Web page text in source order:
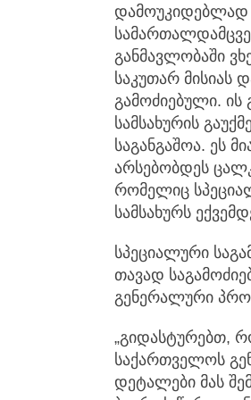
დამოუკიდებლად
განმავლობაში
საკუთარ მისიას
გამოძიებული.
სამსახურის
საგანგაშოა. ეს
არსებობდეს
რომელიც
სამსახურს
სპეციალური
თავად
გენერალური
„გიდასტურებთ,
საქართველოს
დეტალები მას